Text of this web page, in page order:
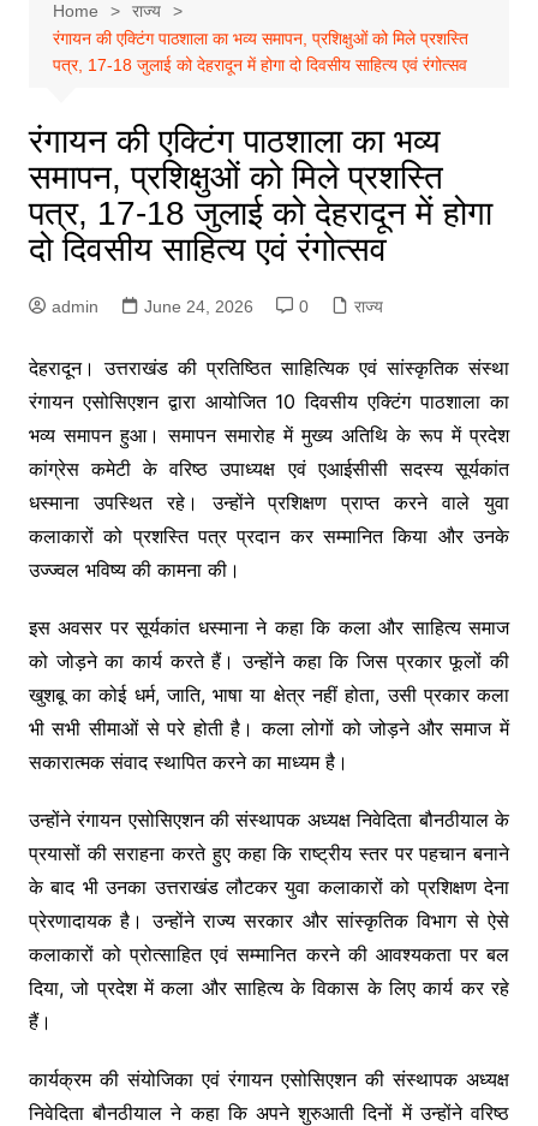
Home
राज्य
रंगायन की एक्टिंग पाठशाला का भव्य समापन, प्रशिक्षुओं को मिले प्रशस्ति
पत्र, 17-18 जुलाई को देहरादून में होगा दो दिवसीय साहित्य एवं रंगोत्सव
रंगायन की एक्टिंग पाठशाला का भव्य
समापन, प्रशिक्षुओं को मिले प्रशस्ति
पत्र, 17-18 जुलाई को देहरादून में होगा
दो दिवसीय साहित्य एवं रंगोत्सव
admin June 24, 2026 0 राज्य
देहरादून। उत्तराखंड की प्रतिष्ठित साहित्यिक एवं सांस्कृतिक संस्था
रंगायन एसोसिएशन द्वारा आयोजित 10 दिवसीय एक्टिंग पाठशाला का
भव्य समापन हुआ। समापन समारोह में मुख्य अतिथि के रूप में प्रदेश
कांग्रेस कमेटी के वरिष्ठ उपाध्यक्ष एवं एआईसीसी सदस्य सूर्यकांत
धस्माना उपस्थित रहे। उन्होंने प्रशिक्षण प्राप्त करने वाले युवा
कलाकारों को प्रशस्ति पत्र प्रदान कर सम्मानित किया और उनके
उज्ज्वल भविष्य की कामना की।
इस अवसर पर सूर्यकांत धस्माना ने कहा कि कला और साहित्य समाज
को जोड़ने का कार्य करते हैं। उन्होंने कहा कि जिस प्रकार फूलों की
खुशबू का कोई धर्म, जाति, भाषा या क्षेत्र नहीं होता, उसी प्रकार कला
भी सभी सीमाओं से परे होती है। कला लोगों को जोड़ने और समाज में
सकारात्मक संवाद स्थापित करने का माध्यम है।
उन्होंने रंगायन एसोसिएशन की संस्थापक अध्यक्ष निवेदिता बौनठीयाल के
प्रयासों की सराहना करते हुए कहा कि राष्ट्रीय स्तर पर पहचान बनाने
के बाद भी उनका उत्तराखंड लौटकर युवा कलाकारों को प्रशिक्षण देना
प्रेरणादायक है। उन्होंने राज्य सरकार और सांस्कृतिक विभाग से ऐसे
कलाकारों को प्रोत्साहित एवं सम्मानित करने की आवश्यकता पर बल
दिया, जो प्रदेश में कला और साहित्य के विकास के लिए कार्य कर रहे
हैं।
कार्यक्रम की संयोजिका एवं रंगायन एसोसिएशन की संस्थापक अध्यक्ष
निवेदिता बौनठीयाल ने कहा कि अपने शुरुआती दिनों में उन्होंने वरिष्ठ